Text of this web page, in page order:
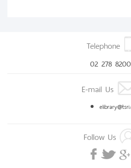
Telephone
02 278 8200
E-mail Us
Follow Us